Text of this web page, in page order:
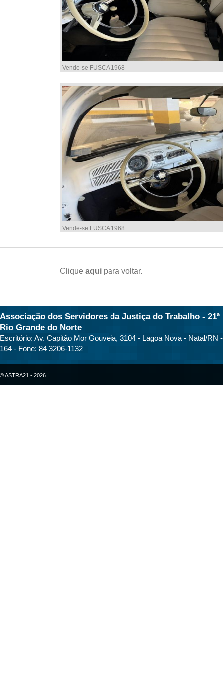
Vende-se FUSCA 1968
Vende-se FUSCA 1968
Clique aqui para voltar.
Associação dos Servidores da Justiça do Trabalho - 21ª
Rio Grande do Norte
Escritório: Av. Capitão Mor Gouveia, 3104 - Lagoa Nova - Natal/RN
164 - Fone: 84 3206-1132
© ASTRA21 - 2026